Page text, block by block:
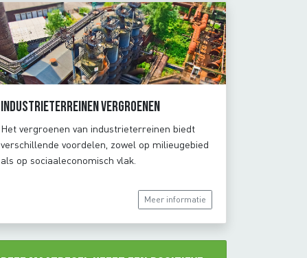
Industrieterreinen vergroenen
Het vergroenen van industrieterreinen biedt
verschillende voordelen, zowel op milieugebied
als op sociaaleconomisch vlak.
Meer informatie